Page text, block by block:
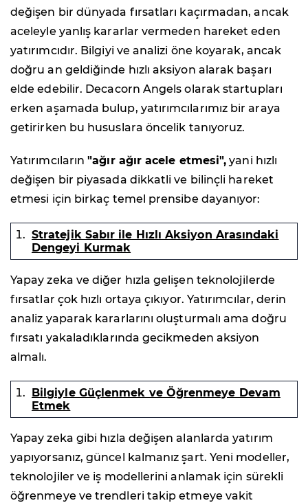
değişen bir dünyada fırsatları kaçırmadan, ancak
aceleyle yanlış kararlar vermeden hareket eden
yatırımcıdır. Bilgiyi ve analizi öne koyarak, ancak
doğru an geldiğinde hızlı aksiyon alarak başarı
elde edebilir. Decacorn Angels olarak startupları
erken aşamada bulup, yatırımcılarımız bir araya
getirirken bu hususlara öncelik tanıyoruz.
Yatırımcıların"ağır ağır acele etmesi", yani hızlı
değişen bir piyasada dikkatli ve bilinçli hareket
etmesi için birkaç temel prensibe dayanıyor:
Stratejik Sabır ile Hızlı Aksiyon Arasındaki
Dengeyi Kurmak
Yapay zeka ve diğer hızla gelişen teknolojilerde
fırsatlar çok hızlı ortaya çıkıyor. Yatırımcılar, derin
analiz yaparak kararlarını oluşturmalı ama doğru
fırsatı yakaladıklarında gecikmeden aksiyon
almalı.
Bilgiyle Güçlenmek ve Öğrenmeye Devam
Etmek
Yapay zeka gibi hızla değişen alanlarda yatırım
yapıyorsanız, güncel kalmanız şart. Yeni modeller,
teknolojiler ve iş modellerini anlamak için sürekli
öğrenmeye ve trendleri takip etmeye vakit